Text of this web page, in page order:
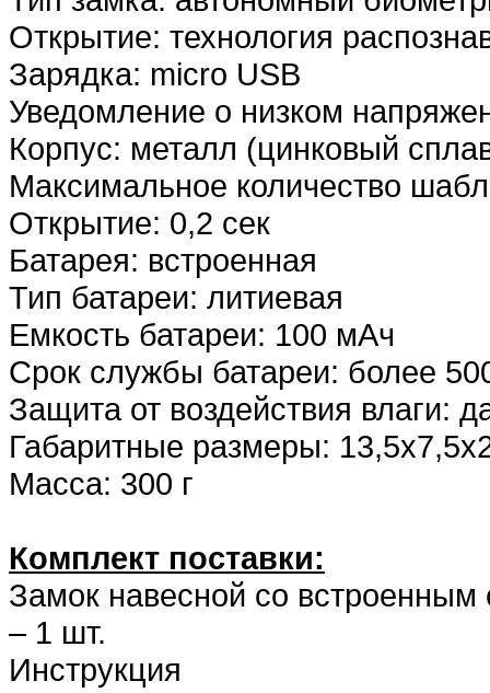
Открытие: технология
Зарядка: micro USB
Уведомление о низком
Корпус: металл (цинковый
Максимальное количество
Открытие: 0,2 сек
Батарея: встроенная
Тип батареи: литиевая
Емкость батареи: 100 мАч
Срок службы батареи: более
Защита от воздействия влаги:
Габаритные размеры:
Масса: 300 г
Комплект поставки:
Замок навесной со встроенным
– 1 шт.
Инструкция